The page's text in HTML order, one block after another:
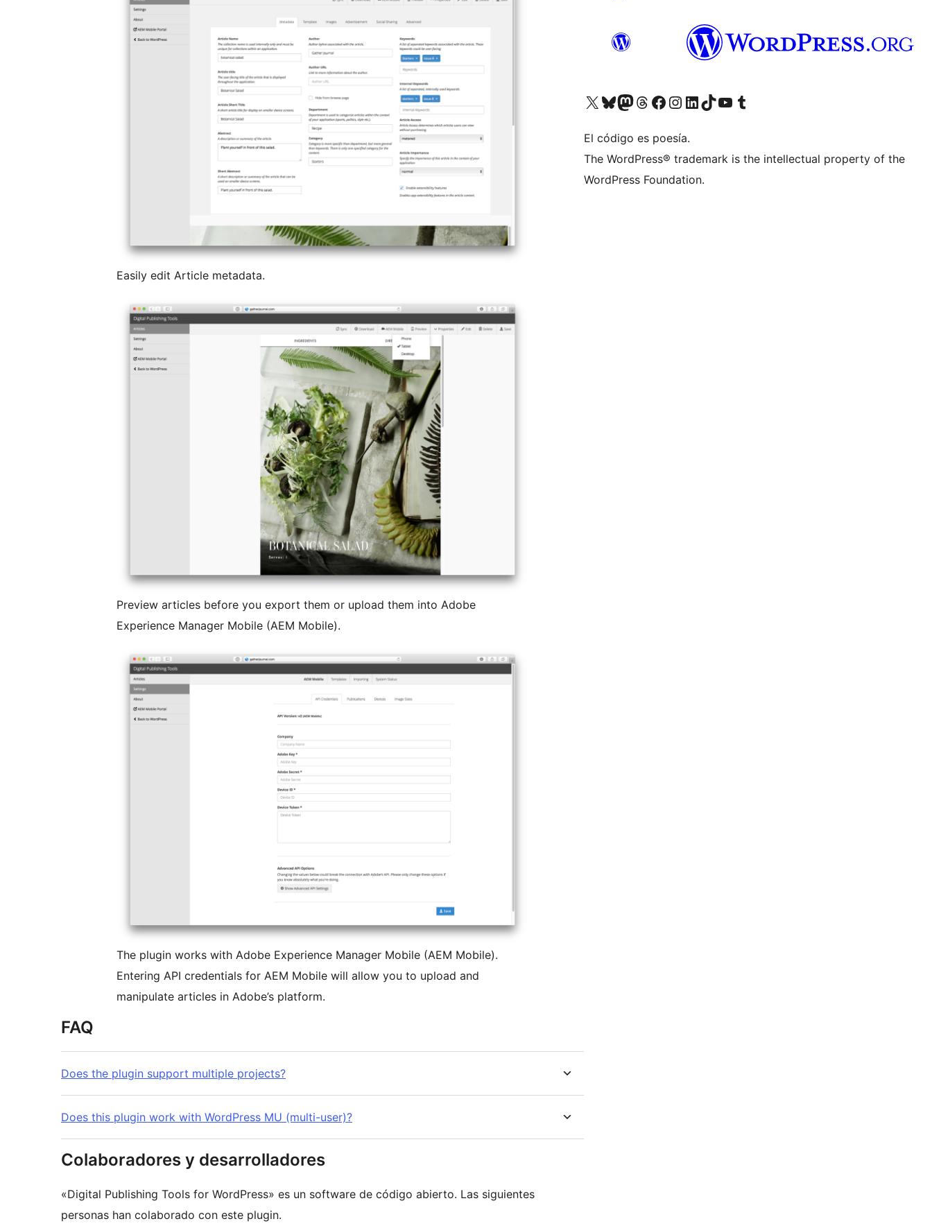
Easily edit Article metadata.
Preview articles before you export them or upload them into Adobe
Experience Manager Mobile (AEM Mobile).
The plugin works with Adobe Experience Manager Mobile (AEM Mobile).
Entering API credentials for AEM Mobile will allow you to upload and
manipulate articles in Adobe’s platform.
FAQ
Does the plugin support multiple projects?
Does this plugin work with WordPress MU (multi-user)?
Colaboradores y desarrolladores
«Digital Publishing Tools for WordPress» es un software de código abierto. Las siguientes
personas han colaborado con este plugin.
Visita nuestra cuenta de X (anteriormente Twitter)
Visita nuestra cuenta de Bluesky
Visita nuestra cuenta de Mastodon
Visita nuestra cuenta de Threads
Visita nuestra página de Facebook
Visita nuestra cuenta de Instagram
Visita nuestra cuenta de LinkedIn
Visita nuestra cuenta de TikTok
Visita nuestro canal de YouTube
Visita nuestra cuenta de Tumblr
El código es poesía.
The WordPress® trademark is the intellectual property of the
WordPress Foundation.